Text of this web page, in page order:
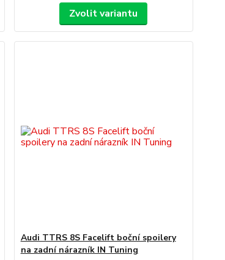
Zvolit variantu
Audi TTRS 8S Facelift boční spoilery
na zadní nárazník IN Tuning